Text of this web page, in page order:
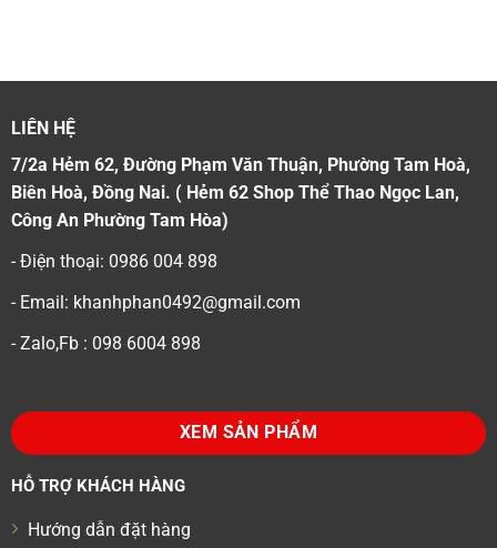
LIÊN HỆ
7/2a Hẻm 62, Đường Phạm Văn Thuận, Phường Tam Hoà,
Biên Hoà, Đồng Nai. ( Hẻm 62 Shop Thể Thao Ngọc Lan,
Công An Phường Tam Hòa)
- Điện thoại: 0986 004 898
- Email: khanhphan0492@gmail.com
- Zalo,Fb : 098 6004 898
XEM SẢN PHẨM
HỖ TRỢ KHÁCH HÀNG
Hướng dẫn đặt hàng